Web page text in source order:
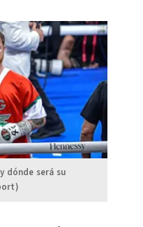
dónde será su